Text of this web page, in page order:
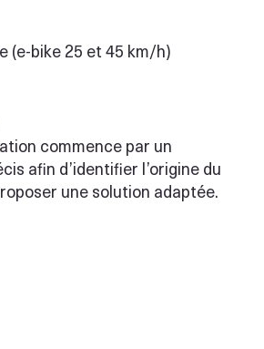
(e-bike 25 et 45 km/h)
commence par un
afin d’identifier l’origine du
une solution adaptée.